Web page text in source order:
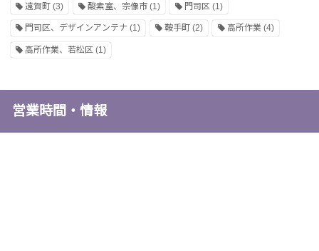
遠賀町 (3) 酸素室、宗像市(1) 門司区 (1)
門司区、デザインアンテナ (1) 鞍手町(2) 高所作業(4)
高所作業、若松区 (1)
営業時間・情報